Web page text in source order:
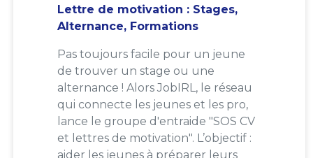
Lettre de motivation : Stages,
Alternance, Formations
Pas toujours facile pour un jeune
de trouver un stage ou une
alternance ! Alors JobIRL, le réseau
qui connecte les jeunes et les pro,
lance le groupe d'entraide "SOS CV
et lettres de motivation". L’objectif :
aider les jeunes à préparer leurs